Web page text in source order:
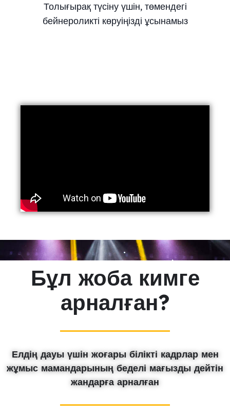
Толығырақ түсіну үшін, төмендегі
бейнероликті көруіңізді ұсынамыз
Бұл жоба кимге
арналған?
Елдің дауы үшін жоғары білікті кадрлар мен
жұмыс мамандарының беделі мағызды дейтін
жандарға арналған